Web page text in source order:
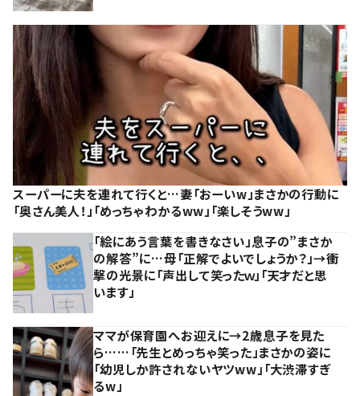
スーパーに夫を連れて行くと…妻「おーいw」まさかの行動に
「奥さん美人！」「めっちゃわかるww」「楽しそうww」
「絵にあう言葉を書きなさい」息子の”まさか
の解答”に…母「正解でよいでしょうか？」→衝
撃の光景に「声出して笑ったｗ」「天才だと思
います」
ママが保育園へお迎えに→2歳息子を見た
ら……「先生とめっちゃ笑った」まさかの姿に
「幼児しか許されないヤツww」「大渋滞すぎ
るw」